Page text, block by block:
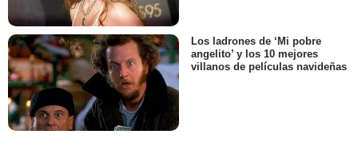
Los ladrones de ‘Mi pobre
angelito’ y los 10 mejores
villanos de películas navideñas